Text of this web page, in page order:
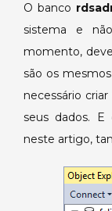
O banco
sistema e
momento,
são os
necessário
seus dados. E
neste artigo,